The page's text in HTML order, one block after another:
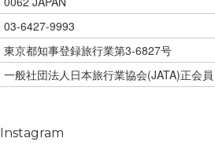
03-6427-9993
東京都知事登録旅行業第3-6827号
一般社団法人日本旅行業協会(JATA)正会員
Instagram